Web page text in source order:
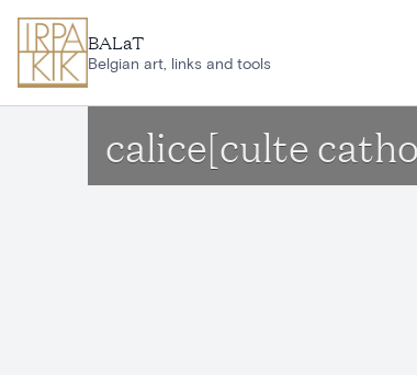
BALaT
Belgian art, links and tools
calice[culte